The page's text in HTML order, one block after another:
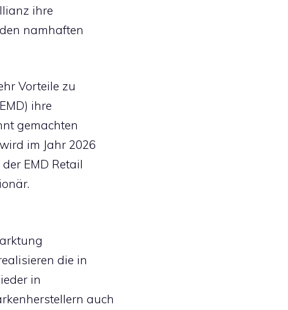
ihre
namhaften
Vorteile zu
ihre
gemachten
im Jahr 2026
EMD Retail
die in
in
auch